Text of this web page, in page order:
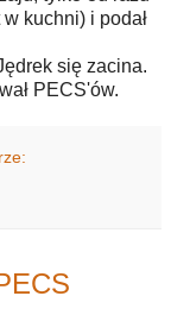
kuchni) i podał
się zacina.
PECS'ów.